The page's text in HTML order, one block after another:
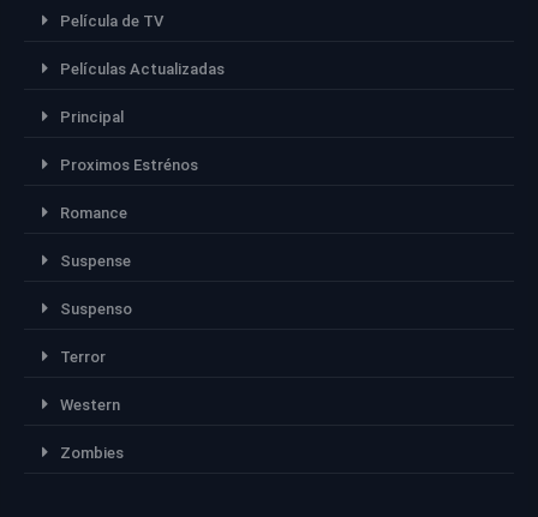
Película de TV
Películas Actualizadas
Principal
Proximos Estrénos
Romance
Suspense
Suspenso
Terror
Western
Zombies